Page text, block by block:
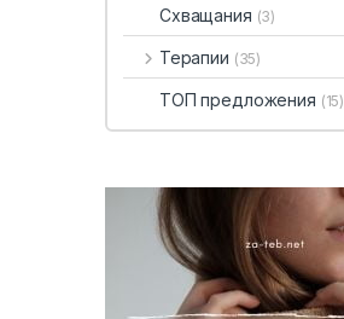
Схващания (3)
Терапии (35)
ТОП предложения (15)